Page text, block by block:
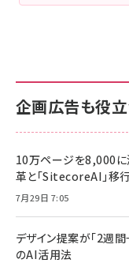
企画広告も役立
10万ページを8,000に
革と「SitecoreAI」移
7月29日 7:05
デザイン提案が「2週
のAI活用法